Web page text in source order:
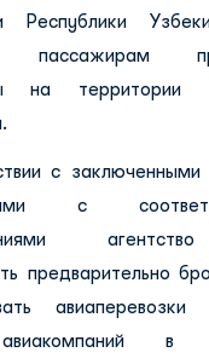
Республики
пассажирам
на территории
с заключенными
с
предварительно
в